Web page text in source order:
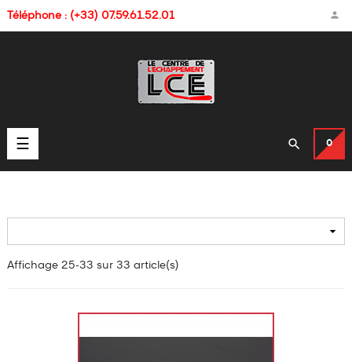
Téléphone : (+33) 07.59.61.52.01 
Basculer
navigation
☰ 0


Affichage 25-33 sur 33 article(s)